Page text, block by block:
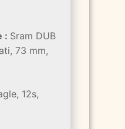
: Sram DUB
73 mm,
12s,